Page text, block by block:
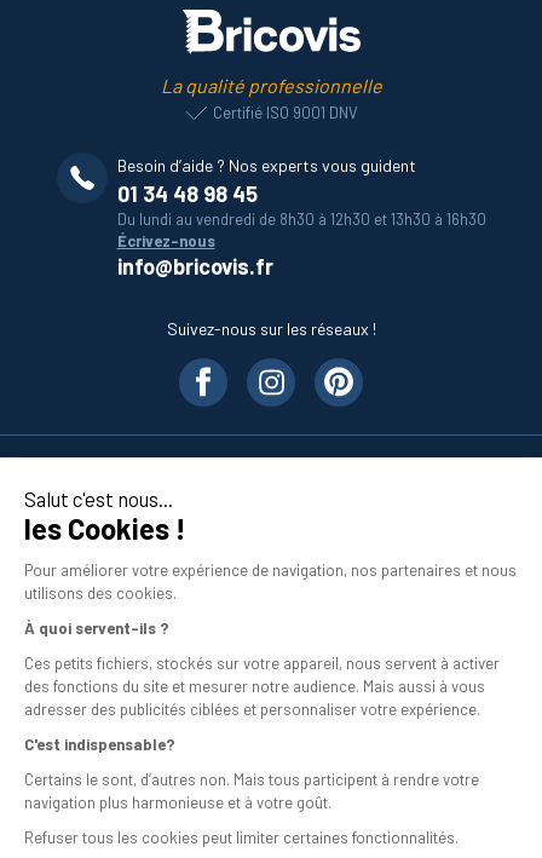
Salut c'est nous...
les Cookies !
Pour améliorer votre expérience de navigation, nos partenaires et nous
utilisons des cookies.
À quoi servent-ils ?
Ces petits fichiers, stockés sur votre appareil, nous servent à activer
des fonctions du site et mesurer notre audience. Mais aussi à vous
adresser des publicités ciblées et personnaliser votre expérience.
C'est indispensable?
Certains le sont, d’autres non. Mais tous participent à rendre votre
navigation plus harmonieuse et à votre goût.
Refuser tous les cookies peut limiter certaines fonctionnalités.
La qualité professionnelle
Certifié ISO 9001 DNV
Besoin d’aide ? Nos experts vous guident
01 34 48 98 45
Du lundi au vendredi de 8h30 à 12h30 et 13h30 à 16h30
Écrivez-nous
info@bricovis.fr
Suivez-nous sur les réseaux !
En savoir plus
Mentions légales
Conditions générales de vente